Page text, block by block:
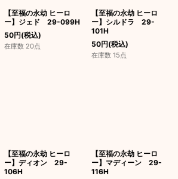
【至福の永劫 ヒーロ
ー】ジェド 29-099H
50円(税込)
在庫数 20点
【至福の永劫 ヒーロ
ー】シルドラ 29-
101H
50円(税込)
在庫数 15点
【至福の永劫 ヒーロ
ー】ディオン 29-
106H
【至福の永劫 ヒーロ
ー】マディーン 29-
116H